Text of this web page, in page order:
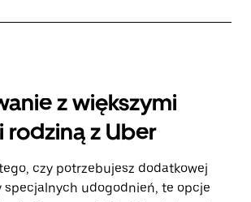
z większymi
rodziną z Uber
czy potrzebujesz dodatkowej
specjalnych udogodnień, te opcje